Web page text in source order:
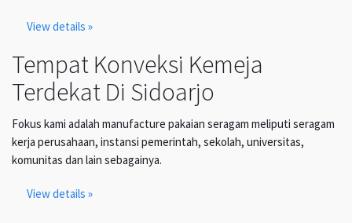
View details »
Tempat Konveksi Kemeja
Terdekat Di Sidoarjo
Fokus kami adalah manufacture pakaian seragam meliputi seragam
kerja perusahaan, instansi pemerintah, sekolah, universitas,
komunitas dan lain sebagainya.
View details »